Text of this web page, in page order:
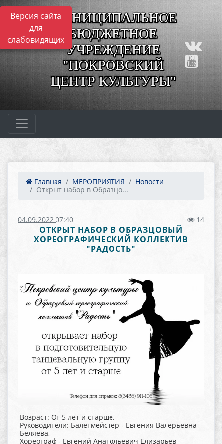
Версия сайта
для
слабовидящих
МУНИЦИПАЛЬНОЕ
БЮДЖЕТНОЕ
УЧРЕЖДЕНИЕ
"ПОКРОВСКИЙ
ЦЕНТР КУЛЬТУРЫ"
Главная МЕРОПРИЯТИЯ
Новости
Открыт набор в Образцо...
04.09.2022 07:40 14
ОТКРЫТ НАБОР В ОБРАЗЦОВЫЙ
ХОРЕОГРАФИЧЕСКИЙ КОЛЛЕКТИВ
"РАДОСТЬ"
Возраст: От 5 лет и старше.
Руководители: Балетмейстер - Евгения Валерьевна
Беляева,
Хореограф - Евгений Анатольевич Елизарьев